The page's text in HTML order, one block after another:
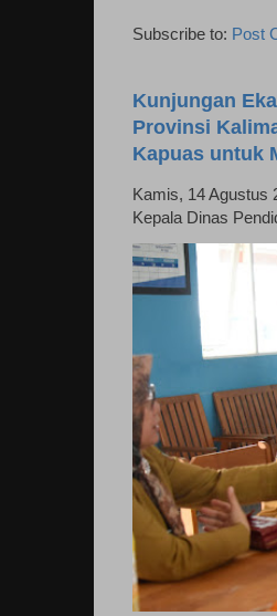
Subscribe to: Post
Kunjungan
Provinsi
Kapuas untuk
Kamis, 14 Agustus
Kepala Dinas